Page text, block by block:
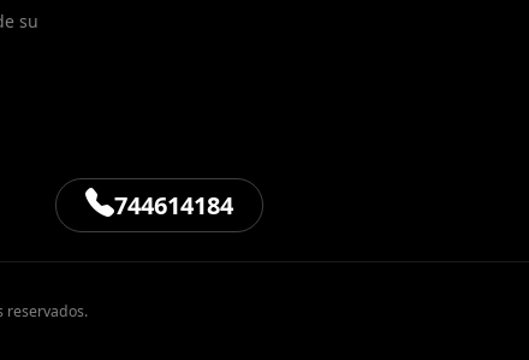
su
744614184
reservados.